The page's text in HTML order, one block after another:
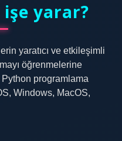
yarar?
yaratıcı ve etkileşimli
öğrenmelerine
Python programlama
Windows, MacOS,